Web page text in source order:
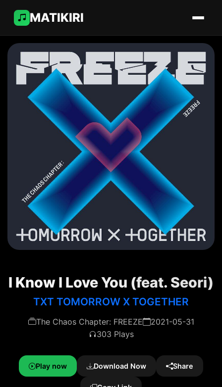
MATIKIRI
I Know I Love You (feat. Seori)
TXT TOMORROW X TOGETHER
The Chaos Chapter: FREEZE
2021-05-31
303 Plays
Play now Download Now Share